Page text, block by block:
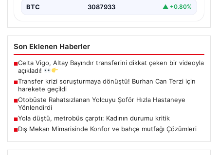
BTC 3087933 ▲ +0.80%
Son Eklenen Haberler
■Celta Vigo, Altay Bayındır transferini dikkat çeken bir videoyla
açıkladı!
■Transfer krizi soruşturmaya dönüştü! Burhan Can Terzi için
harekete geçildi
■Otobüste Rahatsızlanan Yolcuyu Şoför Hızla Hastaneye
Yönlendirdi
■Yola düştü, metrobüs çarptı: Kadının durumu kritik
■Dış Mekan Mimarisinde Konfor ve bahçe mutfağı Çözümleri